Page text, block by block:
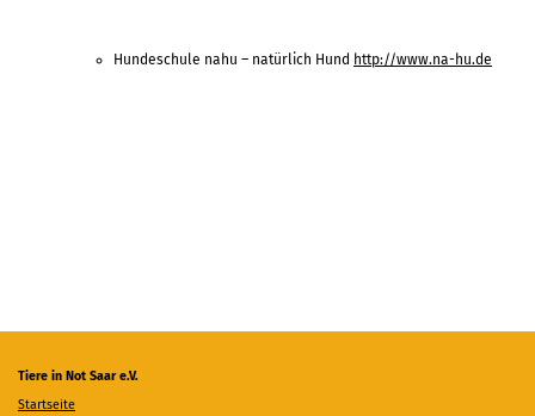
Hundeschule nahu – natürlich Hund http://www.na-hu.de
Tiere in Not Saar e.V.
Startseite